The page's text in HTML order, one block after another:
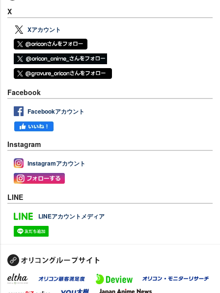
X
Xアカウント
Facebook
Facebookアカウント
Instagram
Instagramアカウント
LINE
LINEアカウントメディア